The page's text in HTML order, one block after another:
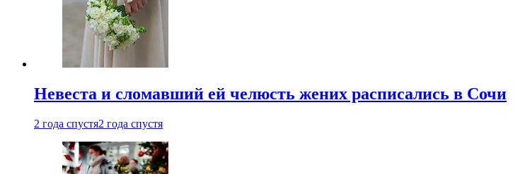
Невеста и сломавший ей челюсть жених расписались в Сочи
2 года спустя2 года спустя